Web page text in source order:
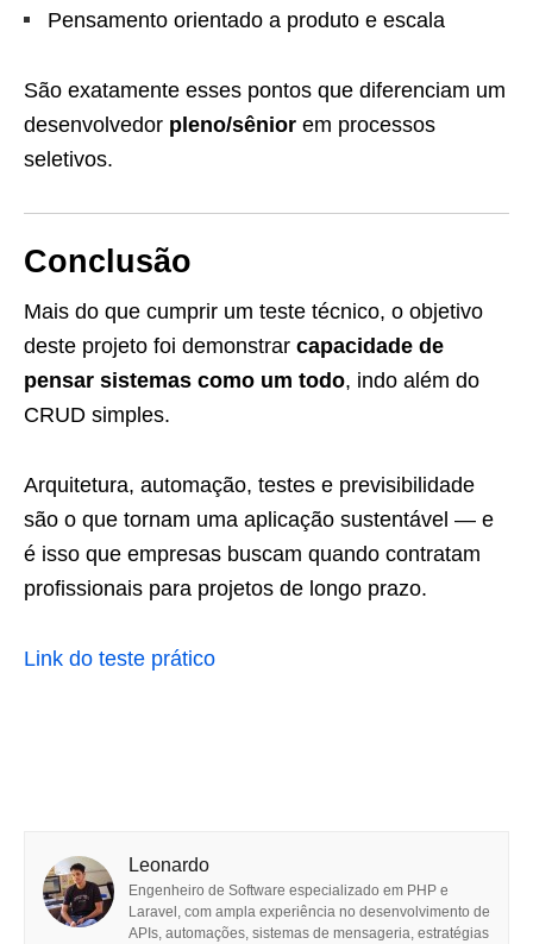
Pensamento orientado a produto e escala
São exatamente esses pontos que diferenciam um
desenvolvedor pleno/sênior em processos
seletivos.
Conclusão
Mais do que cumprir um teste técnico, o objetivo
deste projeto foi demonstrar capacidade de
pensar sistemas como um todo, indo além do
CRUD simples.
Arquitetura, automação, testes e previsibilidade
são o que tornam uma aplicação sustentável — e
é isso que empresas buscam quando contratam
profissionais para projetos de longo prazo.
Link do teste prático
Leonardo
Engenheiro de Software especializado em PHP e
Laravel, com ampla experiência no desenvolvimento de
APIs, automações, sistemas de mensageria, estratégias